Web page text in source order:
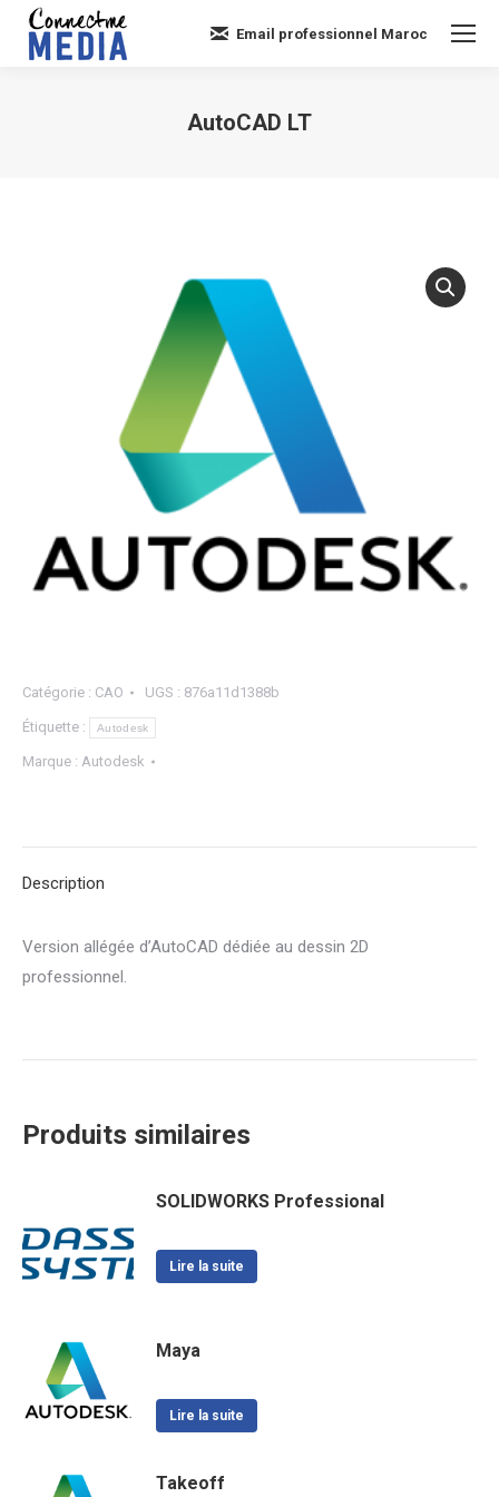
Email professionnel Maroc
AutoCAD LT
Catégorie : CAO UGS : 876a11d1388b
Étiquette : Autodesk
Marque : Autodesk
Description
Version allégée d’AutoCAD dédiée au dessin 2D
professionnel.
Produits similaires
SOLIDWORKS Professional
Lire la suite
Maya
Lire la suite
Takeoff